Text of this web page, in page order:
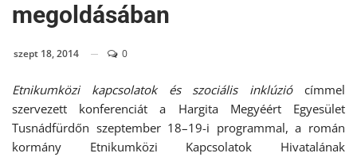
megoldásában
szept 18, 2014 0
Etnikumközi kapcsolatok és szociális inklúziócímmel
szervezett konferenciát a Hargita Megyéért Egyesület
Tusnádfürdőn szeptember 18–19-i programmal, a román
kormány Etnikumközi Kapcsolatok Hivatalának